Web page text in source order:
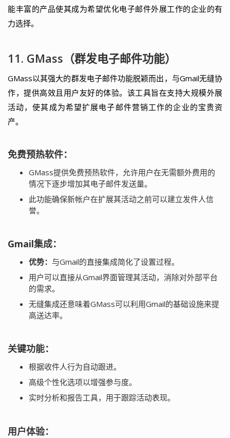
能丰富的产品使其成为希望优化电子邮件外展工作的企业的有
力选择。
11. GMass（群发电子邮件功能）
GMass以其强大的群发电子邮件功能脱颖而出，与Gmail无缝协
作，提供高效且用户友好的体验。该工具旨在支持大规模外展
活动，使其成为希望扩展电子邮件营销工作的企业的宝贵资
产。
免费预热软件：
GMass提供免费预热软件，允许用户在无需额外费用的
情况下逐步增加其电子邮件发送量。
此功能确保新帐户在扩展其活动之前可以建立发件人信
誉。
Gmail集成：
优势： 与Gmail的直接集成简化了设置过程。
用户可以直接从Gmail界面管理其活动，消除对外部平台
的需求。
无缝集成还意味着GMass可以利用Gmail的基础设施来提
高送达率。
关键功能：
根据收件人行为自动跟进。
高级个性化选项以增强参与度。
实时分析和报告工具，用于跟踪活动表现。
用户体验：